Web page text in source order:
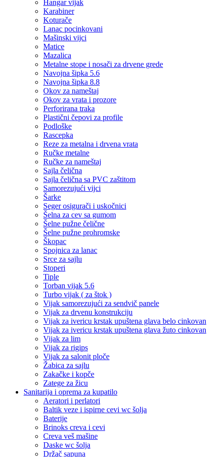
Hangar vijak
Karabiner
Koturače
Lanac pocinkovani
Mašinski vijci
Matice
Mazalica
Metalne stope i nosači za drvene grede
Navojna šipka 5.6
Navojna šipka 8.8
Okov za nameštaj
Okov za vrata i prozore
Perforirana traka
Plastični čepovi za profile
Podloške
Rascepka
Reze za metalna i drvena vrata
Ručke metalne
Ručke za nameštaj
Sajla čelična
Sajla čelična sa PVC zaštitom
Samorezujući vijci
Šarke
Seger osigurači i uskočnici
Šelna za cev sa gumom
Šelne pužne čelične
Šelne pužne prohromske
Škopac
Spojnica za lanac
Srce za sajlu
Stoperi
Tiple
Torban vijak 5.6
Turbo vijak ( za štok )
Vijak samorezujući za sendvič panele
Vijak za drvenu konstrukciju
Vijak za ivericu krstak upuštena glava belo cinkovan
Vijak za ivericu krstak upuštena glava žuto cinkovan
Vijak za lim
Vijak za rigips
Vijak za salonit ploče
Žabica za sajlu
Zakačke i kopče
Zatege za žicu
Sanitarija i oprema za kupatilo
Aeratori i perlatori
Baltik veze i ispirne cevi wc šolja
Baterije
Brinoks creva i cevi
Creva veš mašine
Daske wc šolja
Držač sapuna